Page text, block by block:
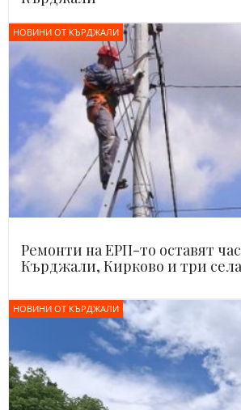
НОВИНИ ОТ КЪРДЖАЛИ
Ремонти на ЕРП-то оставят
Кърджали, Кирково и три села
НОВИНИ ОТ КЪРДЖАЛИ